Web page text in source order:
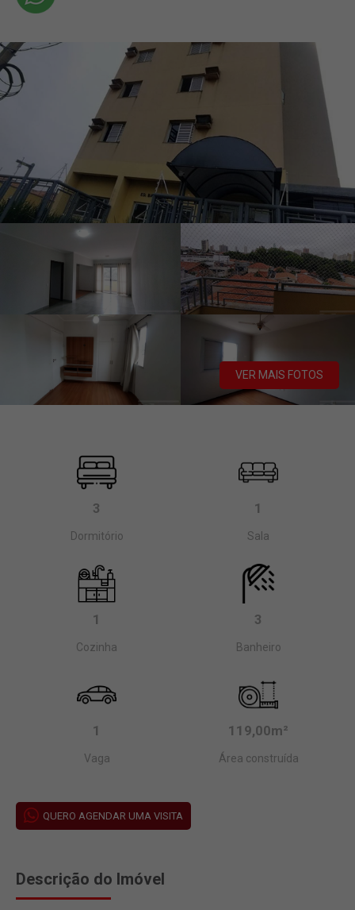
VER MAIS FOTOS
3
Dormitório
1
Sala
1
Cozinha
3
Banheiro
1
Vaga
119,00m²
Área construída
QUERO AGENDAR UMA VISITA
Descrição do Imóvel